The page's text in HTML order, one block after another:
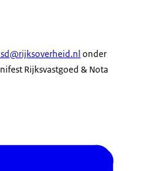
onder
Rijksvastgoed & Nota